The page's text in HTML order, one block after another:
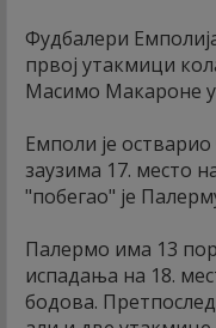
Фудбалери
првој утакмици
Масимо Макароне у
Емполи је
заузима 17. место
"побегао" је
Палермо има 13
испадања на 18.
бодова.